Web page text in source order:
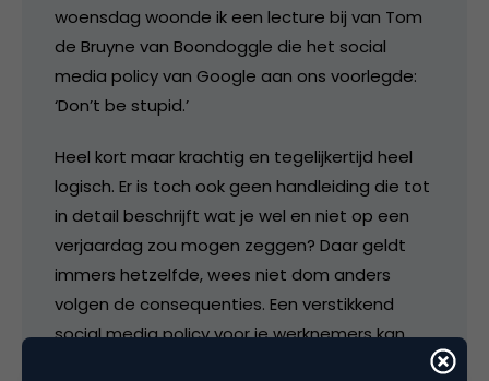
woensdag woonde ik een lecture bij van Tom
de Bruyne van Boondoggle die het social
media policy van Google aan ons voorlegde:
‘Don’t be stupid.’
Heel kort maar krachtig en tegelijkertijd heel
logisch. Er is toch ook geen handleiding die tot
in detail beschrijft wat je wel en niet op een
verjaardag zou mogen zeggen? Daar geldt
immers hetzelfde, wees niet dom anders
volgen de consequenties. Een verstikkend
social media policy voor je werknemers kan